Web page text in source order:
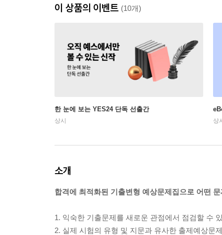
이 상품의 이벤트 (10개)
한 눈에 보는 YES24 단독 선출간
상시 상
소개
합격에 최적화된 기출변형 예상문제집으로 어떤
1. 익숙한 기출문제를 새로운 관점에서 점검할 수
2. 실제 시험의 유형 및 지문과 유사한 출제예상문